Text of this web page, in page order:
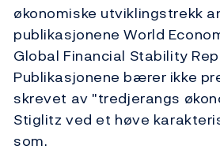
økonomiske utviklingstrekk
publikasjonene World
Global Financial Stability
Publikasjonene bærer ikke
skrevet av "tredjerangs
Stiglitz ved et høve
som.